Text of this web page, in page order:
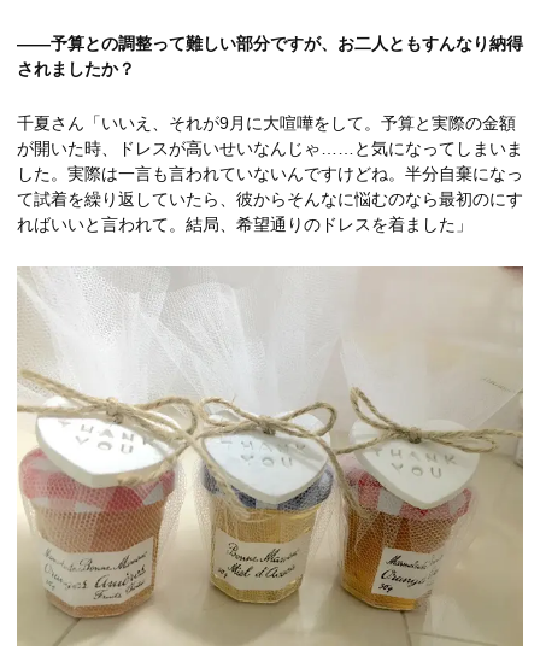
――予算との調整って難しい部分ですが、お二人ともすんなり納得
されましたか？
千夏さん「いいえ、それが9月に大喧嘩をして。予算と実際の金額
が開いた時、ドレスが高いせいなんじゃ……と気になってしまいま
した。実際は一言も言われていないんですけどね。半分自棄になっ
て試着を繰り返していたら、彼からそんなに悩むのなら最初のにす
ればいいと言われて。結局、希望通りのドレスを着ました」